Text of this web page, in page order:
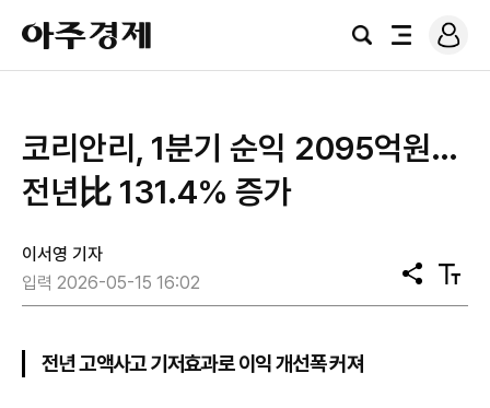
아
주
경
검
전
로
그
코리안리, 1분기 순익 2095억원…
전년比 131.4% 증가
이서영 기자
입력 2026-05-15 16:02
공
유
텍
스
전년 고액사고 기저효과로 이익 개선폭 커져